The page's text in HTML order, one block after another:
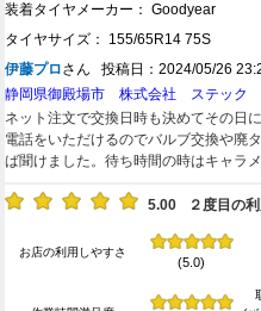
装着タイヤメーカー： Goodyear
タイヤサイズ： 155/65R14 75S
伊藤プロさん 投稿日：2024/05/26
静岡県御殿場市 株式会社 ステック
ネット注文で交換日時も決めてその日
電話をいただけるのでバルブ交換や廃
ば聞けました。待ち時間の時はキャラ
5.00
２度目の
お店の利用しやすさ
(5.0)